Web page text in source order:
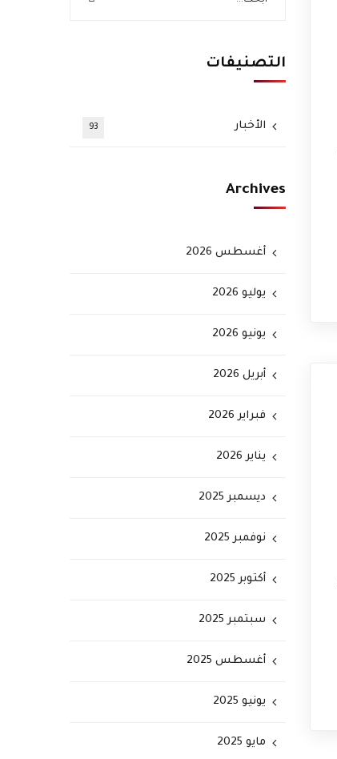
التصنيفات
الأخبار 93
Archives
أغسطس 2026
يوليو 2026
يونيو 2026
أبريل 2026
فبراير 2026
يناير 2026
ديسمبر 2025
نوفمبر 2025
أكتوبر 2025
سبتمبر 2025
أغسطس 2025
يونيو 2025
مايو 2025